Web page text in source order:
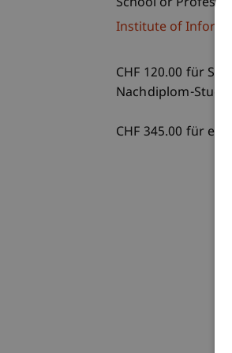
School or
Institute of
CHF 120.00 für
Nachdiplom-
CHF 345.00 für